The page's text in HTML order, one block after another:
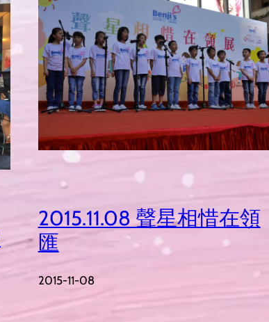
2015.11.08 聲星相惜在領
匯
2015-11-08